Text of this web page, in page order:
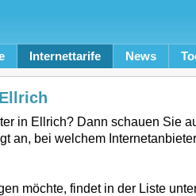
Internettarife News
in Ellrich? Dann schauen Sie
an, bei welchem
möchte, findet in der Liste